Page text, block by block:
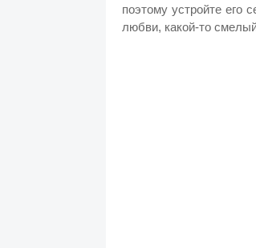
поэтому устройте его
любви, какой-то